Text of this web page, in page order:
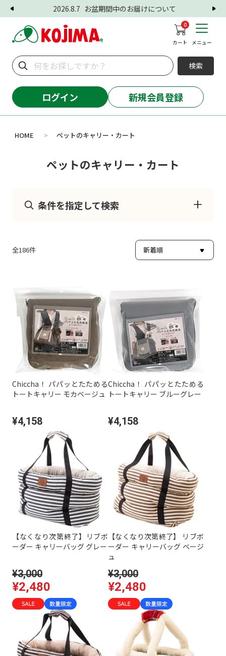
2026.8.7 お盆期間中のお届けについて
0
カート メニュー
検索
ログイン 新規会員登録
HOME > ペットのキャリー・カート
ペットのキャリー・カート
条件を指定して検索
全186件
Chiccha！ パパッとたためる
トートキャリー モカベージュ
¥4,158
Chiccha！ パパッとたためる
トートキャリー ブルーグレー
¥4,158
【なくなり次第終了】リブボ
ーダー キャリーバッグ グレー
¥3,000
¥2,480
【なくなり次第終了】 リブボ
ーダー キャリーバッグ ベージ
ュ
¥3,000
¥2,480